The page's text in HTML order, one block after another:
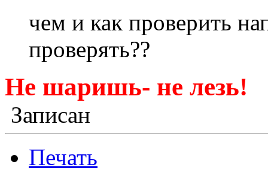
чем и как проверить
проверять??
Не шаришь- не лезь!
Записан
Печать